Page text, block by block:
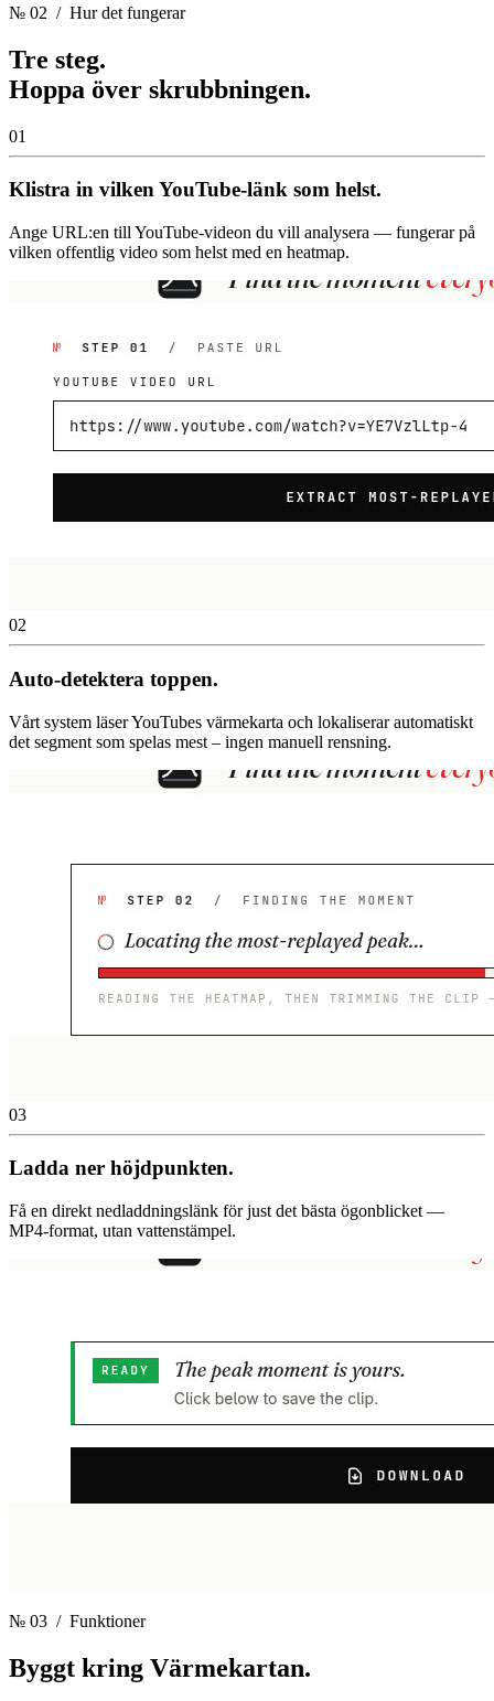
№ 02 / Hur det fungerar
Tre steg.
Hoppa över skrubbningen.
01
Klistra in vilken YouTube-länk som helst.
Ange URL:en till YouTube-videon du vill analysera — fungerar på
vilken offentlig video som helst med en heatmap.
02
Auto-detektera toppen.
Vårt system läser YouTubes värmekarta och lokaliserar automatiskt
det segment som spelas mest – ingen manuell rensning.
03
Ladda ner höjdpunkten.
Få en direkt nedladdningslänk för just det bästa ögonblicket —
MP4-format, utan vattenstämpel.
№ 03 / Funktioner
Byggt kring Värmekartan.